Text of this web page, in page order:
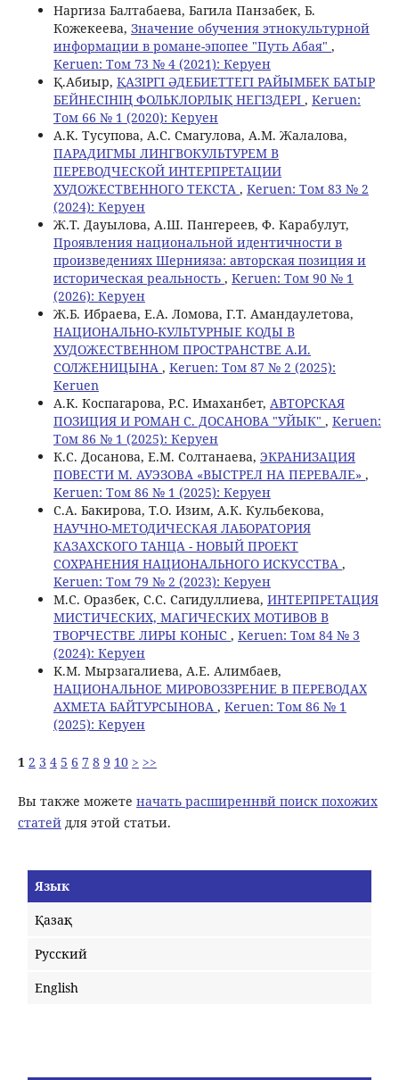
Наргиза Балтабаева, Багила Панзабек, Б.
Кожекеева, Значение обучения этнокультурной
информации в романе-эпопее "Путь Абая" ,
Keruen: Том 73 № 4 (2021): Керуен
Қ.Абиыр, ҚАЗІРГІ ӘДЕБИЕТТЕГІ РАЙЫМБЕК БАТЫР
БЕЙНЕСІНІҢ ФОЛЬКЛОРЛЫҚ НЕГІЗДЕРІ , Keruen:
Том 66 № 1 (2020): Керуен
A.K. Тусупова, А.С. Смагулова, A.M. Жалалова,
ПАРАДИГМЫ ЛИНГВОКУЛЬТУРЕМ В
ПЕРЕВОДЧЕСКОЙ ИНТЕРПРЕТАЦИИ
ХУДОЖЕСТВЕННОГО ТЕКСТА , Keruen: Том 83 № 2
(2024): Керуен
Ж.Т. Дауылова, А.Ш. Пангереев, Ф. Карабулут,
Проявления национальной идентичности в
произведениях Шернияза: авторская позиция и
историческая реальность , Keruen: Том 90 № 1
(2026): Керуен
Ж.Б. Ибраева, E.A. Ломова, Г.Т. Амандaулетова,
НАЦИОНАЛЬНО-КУЛЬТУРНЫЕ КОДЫ В
ХУДОЖЕСТВЕННОМ ПРОСТРАНСТВЕ А.И.
СОЛЖЕНИЦЫНА , Keruen: Том 87 № 2 (2025):
Keruen
A.K. Коспагарова, Р.С. Имаханбет, АВТОРСКАЯ
ПОЗИЦИЯ И РОМАН С. ДОСАНОВА "УЙЫК" , Keruen:
Том 86 № 1 (2025): Керуен
К.С. Досанова, Е.М. Солтанаева, ЭКРАНИЗАЦИЯ
ПОВЕСТИ М. АУЭЗОВА «ВЫСТРЕЛ НА ПЕРЕВАЛЕ» ,
Keruen: Том 86 № 1 (2025): Керуен
С.A. Бакирова, Т.О. Изим, А.К. Кульбекова,
НАУЧНО-МЕТОДИЧЕСКАЯ ЛАБОРАТОРИЯ
КАЗАХСКОГО ТАНЦА - НОВЫЙ ПРОЕКТ
СОХРАНЕНИЯ НАЦИОНАЛЬНОГО ИСКУССТВА ,
Keruen: Том 79 № 2 (2023): Керуен
М.С. Оразбек, С.C. Сагидуллиева, ИНТЕРПРЕТАЦИЯ
МИСТИЧЕСКИХ, МАГИЧЕСКИХ МОТИВОВ В
ТВОРЧЕСТВЕ ЛИРЫ КОНЫС , Keruen: Том 84 № 3
(2024): Керуен
K.M. Мырзагалиева, А.Е. Алимбаев,
НАЦИОНАЛЬНОЕ МИРОВОЗЗРЕНИЕ В ПЕРЕВОДАХ
АХМЕТА БАЙТУРСЫНОВА , Keruen: Том 86 № 1
(2025): Керуен
1 2 3 4 5 6 7 8 9 10 > >>
Вы также можете начать расширеннвй поиск похожих
статейдля этой статьи.
Язык
Қазақ
Русский
English